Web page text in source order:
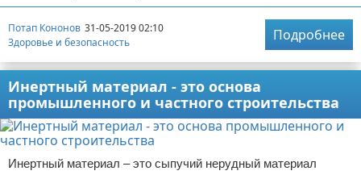
Потап Кононов 31-05-2019 02:10
Здоровье и безопасность
Подробнее
Инертный материал - это основа
промышленного и частного строительства
Инертный материал – это сыпучий нерудный материал